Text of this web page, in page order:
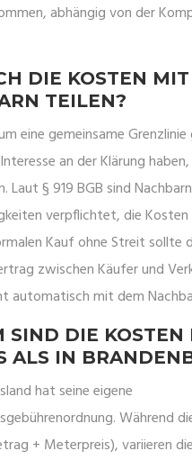
abhängig von der
DIE KOSTEN
TEILEN?
eine gemeinsame
an der Klärung
Laut § 919 BGB sind
verpflichtet, die
Kauf ohne Streit sollte
zwischen Käufer und
automatisch mit dem
SIND DIE KOSTEN
ALS IN
hat seine eigene
Während
+ Meterpreis), variieren